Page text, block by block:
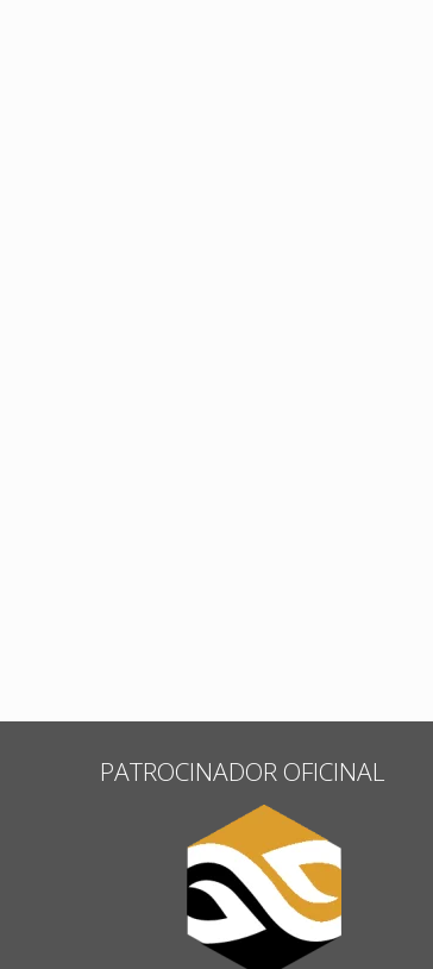
PATROCINADOR OFICINAL